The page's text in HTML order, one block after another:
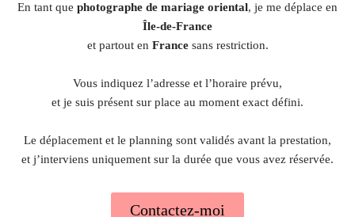
En tant que photographe de mariage oriental, je me déplace en
Île-de-France
et partout en Francesans restriction.
Vous indiquez l’adresse et l’horaire prévu,
et je suis présent sur place au moment exact défini.
Le déplacement et le planning sont validés avant la prestation,
et j’interviens uniquement sur la durée que vous avez réservée.
Contactez-moi